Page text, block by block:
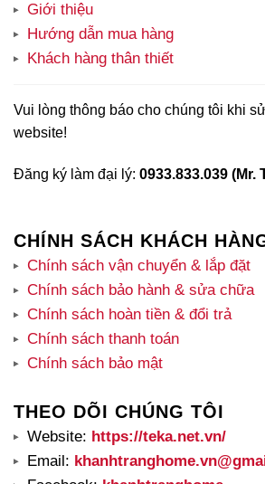
Giới thiệu
Hướng dẫn mua hàng
Khách hàng thân thiết
Vui lòng thông báo cho chúng tôi khi
website!
Đăng ký làm đại lý: 0933.833.039 (Mr.
CHÍNH SÁCH KHÁCH
Chính sách vận chuyển & lắp đặt
Chính sách bảo hành & sửa chữa
Chính sách hoàn tiền & đổi trả
Chính sách thanh toán
Chính sách bảo mật
THEO DÕI CHÚNG TÔI
Website: https://teka.net.vn/
Email: